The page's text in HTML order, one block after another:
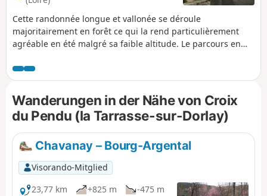
Cette randonnée longue et vallonée se déroule
majoritairement en forêt ce qui la rend particulièrement
agréable en été malgré sa faible altitude. Le parcours en
montée sur la ligne de crête dominant la retenue du Dorlay
pour rejoindre la Croix du Planil. Le parcours vient jouxter la
Jasserie avant de rejoindre Doizieux et remonter vers le
Collet de Doizieux. Le circuit se prolonge par un passage à
la Croix de Montvieux, à la Croix du Mazet puis à celle du
Pendu. Enfin par le vallon de la Mornante on retrouve la
Terrasse-sur-Dorlay.
Wanderungen in der Nähe von Croix
du Pendu (la Tarrasse-sur-Dorlay)
Chavanay – Bourg-Argental
Visorando-Mitglied
23,77 km
+825 m
-475 m